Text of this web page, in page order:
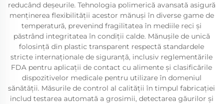
reducând deșeurile. Tehnologia polimerică avansată asigură
menținerea flexibilității acestor mănuși în diverse game de
temperatură, prevenind fragilitatea în mediile reci și
păstrând integritatea în condiții calde. Mănușile de unică
folosință din plastic transparent respectă standardele
stricte internaționale de siguranță, inclusiv reglementările
FDA pentru aplicații de contact cu alimente și clasificările
dispozitivelor medicale pentru utilizare în domeniul
sănătății. Măsurile de control al calității în timpul fabricației
includ testarea automată a grosimii, detectarea găurilor și